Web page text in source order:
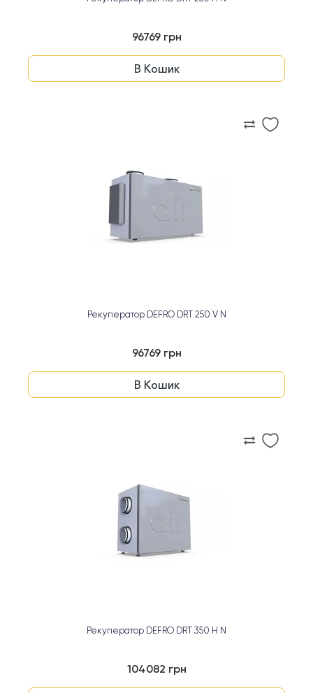
96769 грн
В Кошик
Рекуператор DEFRO DRT 250 V N
96769 грн
В Кошик
Рекуператор DEFRO DRT 350 H N
104082 грн